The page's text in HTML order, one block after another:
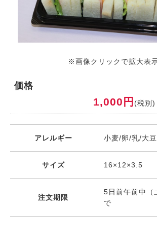
※画像クリックで拡大表
価格
1,000円 (税別)
アレルギー 小麦/卵/乳/大
サイズ 16×12×3.5
注文期限
5日前午前中（
で